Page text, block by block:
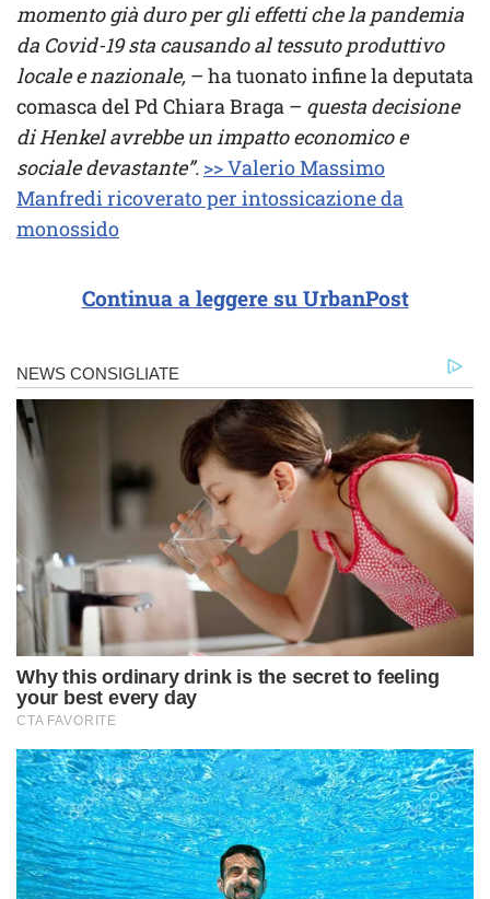
momento già duro per gli effetti che la pandemia
da Covid-19 sta causando al tessuto produttivo
locale e nazionale, – ha tuonato infine la deputata
comasca del Pd Chiara Braga – questa decisione
di Henkel avrebbe un impatto economico e
sociale devastante”. >> Valerio Massimo
Manfredi ricoverato per intossicazione da
monossido
Continua a leggere su UrbanPost